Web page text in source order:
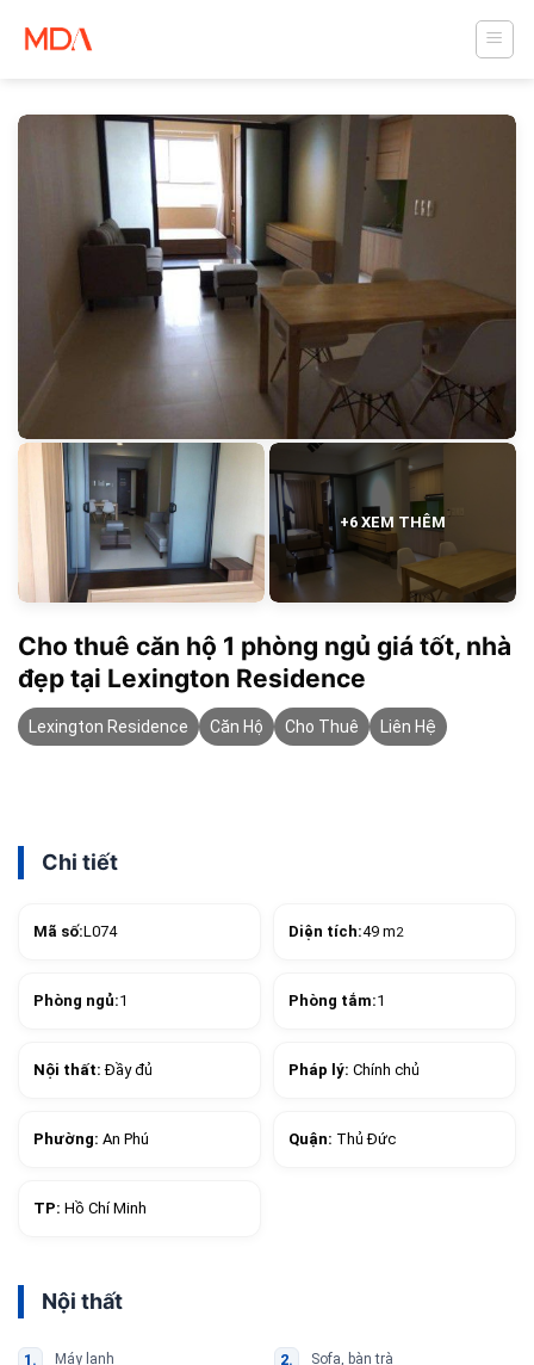
+6 XEM THÊM
Cho thuê căn hộ 1 phòng ngủ giá tốt, nhà
đẹp tại Lexington Residence
Lexington Residence Căn Hộ Cho Thuê Liên Hệ
Chi tiết
Mã số:L074 Diện tích:49 m2
Phòng ngủ:1 Phòng tắm:1
Nội thất:Đầy đủ Pháp lý: Chính chủ
Phường: An Phú Quận: Thủ Đức
TP: Hồ Chí Minh
Nội thất
Máy lạnh Sofa, bàn trà